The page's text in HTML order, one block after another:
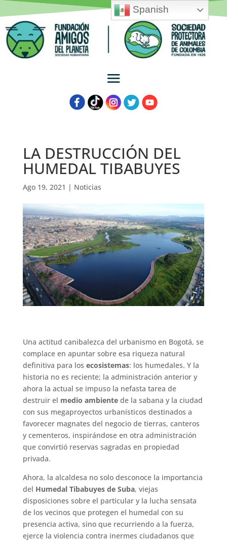
LA DESTRUCCIÓN DEL
HUMEDAL TIBABUYES
Ago 19, 2021 | Noticias
Una actitud canibalezca del urbanismo en Bogotá, se
complace en apuntar sobre esa riqueza natural
definitiva para los ecosistemas: los humedales. Y la
historia no es reciente; la administración anterior y
ahora la actual se impuso la nefasta tarea de
destruir el medio ambientede la sabana y la ciudad
con sus megaproyectos urbanísticos destinados a
favorecer magnates del negocio de tierras, canteros
y cementeros, inspirándose en otra administración
que convirtió reservas sagradas en propiedad
privada.
Ahora, la alcaldesa no solo desconoce la importancia
del Humedal Tibabuyes de Suba, viejas
disposiciones sobre el particular y la lucha sensata
de los vecinos que protegen el humedal con su
presencia activa, sino que recurriendo a la fuerza,
ejerce la violencia contra inermes ciudadanos que
Spanish